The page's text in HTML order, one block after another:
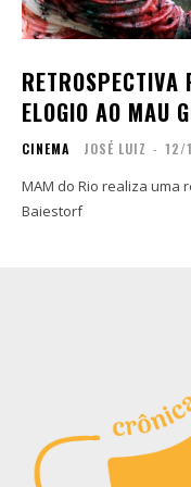
Contato
Zine
Autores
Sobre
Contato
Filmes
Contato
Zine
Autores
Sobre
Contato
Filmes
RETROSPECTIVA
ELOGIO AO MAU
CINEMA JOSÉ LUIZ - 12/
MAM do Rio realiza uma
Baiestorf